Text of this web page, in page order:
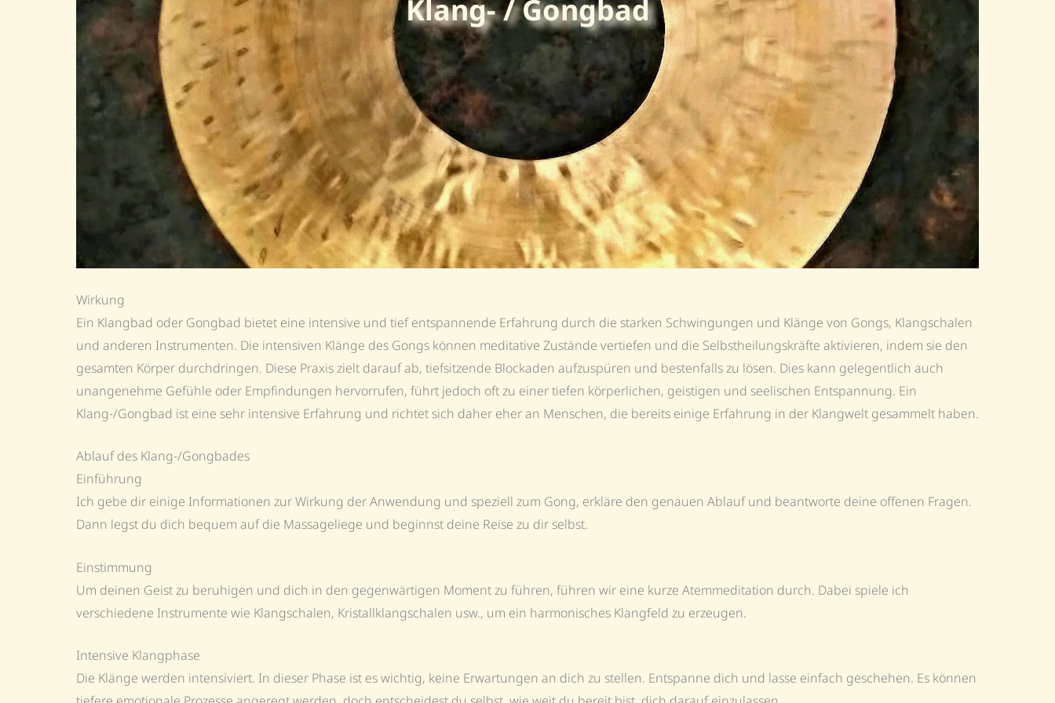
Klang- / Gongbad
Wirkung
Ein Klangbad oder Gongbad bietet eine intensive und tief entspannende Erfahrung durch die starken Schwingungen und Klänge von Gongs, Klangschalen
und anderen Instrumenten. Die intensiven Klänge des Gongs können meditative Zustände vertiefen und die Selbstheilungskräfte aktivieren, indem sie den
gesamten Körper durchdringen. Diese Praxis zielt darauf ab, tiefsitzende Blockaden aufzuspüren und bestenfalls zu lösen. Dies kann gelegentlich auch
unangenehme Gefühle oder Empfindungen hervorrufen, führt jedoch oft zu einer tiefen körperlichen, geistigen und seelischen Entspannung. Ein
Klang-/Gongbad ist eine sehr intensive Erfahrung und richtet sich daher eher an Menschen, die bereits einige Erfahrung in der Klangwelt gesammelt haben.
Ablauf des Klang-/Gongbades
Einführung
Ich gebe dir einige Informationen zur Wirkung der Anwendung und speziell zum Gong, erkläre den genauen Ablauf und beantworte deine offenen Fragen.
Dann legst du dich bequem auf die Massageliege und beginnst deine Reise zu dir selbst.
Einstimmung
Um deinen Geist zu beruhigen und dich in den gegenwärtigen Moment zu führen, führen wir eine kurze Atemmeditation durch. Dabei spiele ich
verschiedene Instrumente wie Klangschalen, Kristallklangschalen usw., um ein harmonisches Klangfeld zu erzeugen.
Intensive Klangphase
Die Klänge werden intensiviert. In dieser Phase ist es wichtig, keine Erwartungen an dich zu stellen. Entspanne dich und lasse einfach geschehen. Es können